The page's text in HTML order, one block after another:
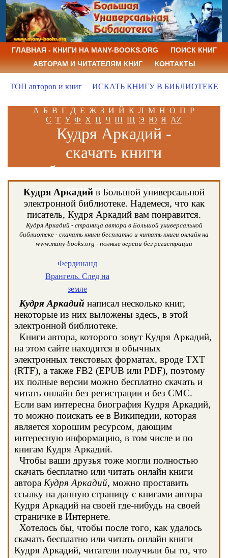
ГЛАВНАЯ - КНИГИ НА MANY-BOOKS.ORG
ПОИСК КНИГ
АВТОРАМ И ЧИТАТЕЛЯМ КНИГ
КОНТАКТЫ
ТОП авторов и книг ИСКАТЬ КНИГУ В БИБЛИОТЕКЕ
А Б В Г Д Е Ж З И Й К Л М Н О П Р
С Т У Ф Х Ц Ч Ш Щ Э Ю Я AZ
Кудря Аркадий -
скачать книги
бесплатно и читать
книги онлайн
Кудря Аркадий в Большой универсальной
электронной библиотеке. Надемеся, что как
писатель, Кудря Аркадий вам понравится.
Кудря Аркадий - страница автора в Большой универсальной
библиотеке - скачать книги бесплатно и читать книги онлайн на
www.many-books.org - полные версии без регистрации
Фердинанд
Врангель. След на
земле
Кудря Аркадий написал несколько книг,
некоторые из них выложены здесь, в этой
электронной библиотеке.
Книги автора, которого зовут Кудря Аркадий,
на этом сайте находятся в обычных
электронных текстовых форматах, вроде TXT
(RTF), а также FB2 (EPUB или PDF), поэтому
их полные версии можно бесплатно скачать и
читать онлайн без регистрации и без СМС.
Если вам интересна биография Кудря Аркадий,
то можно поискать ее в Википедии, которая
является хорошим ресурсом, дающим
интересную информацию, в том числе и по
книгам Кудря Аркадий.
Чтобы ваши друзья тоже могли полностью
скачать бесплатно или читать онлайн книги
автора Кудря Аркадий, можно проставить
ссылку на данную страницу с книгами автора
Кудря Аркадий на своей где-нибудь на своей
страничке в Интернете.
Хотелось бы, чтобы после того, как удалось
скачать бесплатно или читать онлайн книги
Кудря Аркадий, читатели получили бы то, что